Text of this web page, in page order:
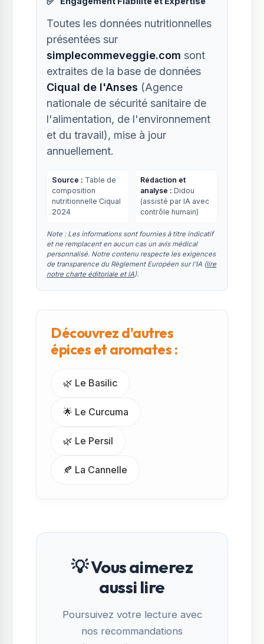
Toutes les données nutritionnelles
présentées sur
simplecommeveggie.com sont
extraites de la base de données
Ciqual de l'Anses (Agence
nationale de sécurité sanitaire de
l'alimentation, de l'environnement
et du travail), mise à jour
annuellement.
Source : Table de
composition
nutritionnelle Ciqual
2024
Rédaction et
analyse : Didou
(assisté par IA avec
contrôle humain)
Note : Les informations sont fournies à titre indicatif
et ne remplacent en aucun cas un avis médical
personnalisé. Notre contenu respecte les exigences
de transparence du Règlement Européen sur l'IA (lire
notre charte éditoriale et IA).
Découvrez d'autres
épices et aromates :
🌿 Le Basilic
🌟 Le Curcuma
🌿 Le Persil
🍂 La Cannelle
💡 Vous aimerez
aussi lire
Poursuivez votre lecture avec
nos recommandations